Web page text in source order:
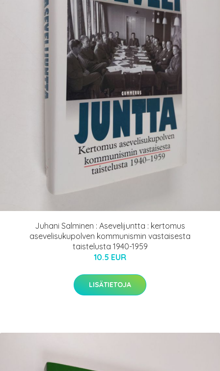
Juhani Salminen : Asevelijuntta : kertomus
asevelisukupolven kommunismin vastaisesta
taistelusta 1940-1959
10.5 EUR
LISÄTIETOJA